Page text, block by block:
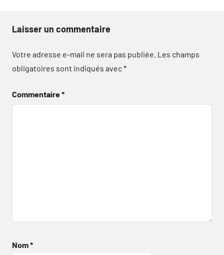
Laisser un commentaire
Votre adresse e-mail ne sera pas publiée. Les champs
obligatoires sont indiqués avec*
Commentaire*
Nom*